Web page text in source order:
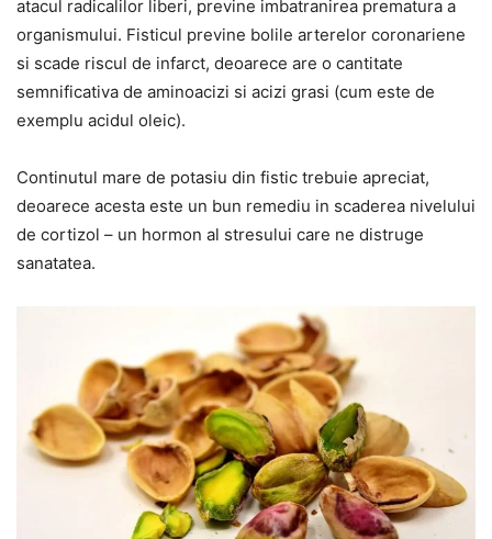
atacul radicalilor liberi, previne imbatranirea prematura a
organismului. Fisticul previne bolile arterelor coronariene
si scade riscul de infarct, deoarece are o cantitate
semnificativa de aminoacizi si acizi grasi (cum este de
exemplu acidul oleic).
Continutul mare de potasiu din fistic trebuie apreciat,
deoarece acesta este un bun remediu in scaderea nivelului
de cortizol – un hormon al stresului care ne distruge
sanatatea.